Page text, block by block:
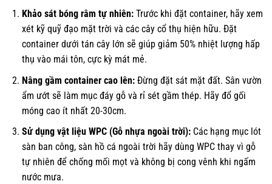
Khảo sát bóng râm tự nhiên:Trước khi đặt container, hãy xem
xét kỹ quỹ đạo mặt trời và các cây cổ thụ hiện hữu. Đặt
container dưới tán cây lớn sẽ giúp giảm 50% nhiệt lượng hấp
thụ vào mái tôn, cực kỳ mát mẻ.
Nâng gầm container cao lên:Đừng đặt sát mặt đất. Sân vườn
ẩm ướt sẽ làm mục đáy gỗ và rỉ sét gầm thép. Hãy đổ gối
móng cao ít nhất 20-30cm.
Sử dụng vật liệu WPC (Gỗ nhựa ngoài trời):Các hạng mục lót
sàn ban công, sàn hồ cá ngoài trời hãy dùng WPC thay vì gỗ
tự nhiên để chống mối mọt và không bị cong vênh khi ngấm
nước mưa.